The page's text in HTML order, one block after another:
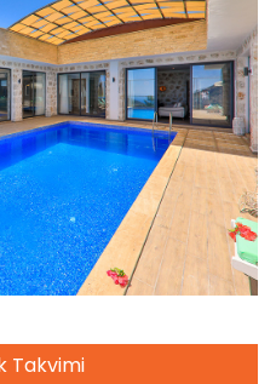
Takvimi